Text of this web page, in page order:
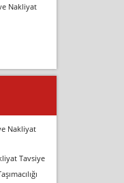
Nakliyat
Nakliyat
Tavsiye